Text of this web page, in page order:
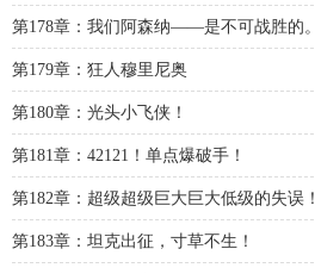
第178章：我们阿森纳——是不可战胜的。
第179章：狂人穆里尼奥
第180章：光头小飞侠！
第181章：42121！单点爆破手！
第182章：超级超级巨大巨大低级的失误！
第183章：坦克出征，寸草不生！